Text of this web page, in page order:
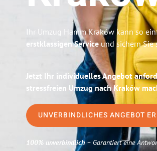
Ihr Umzug Hamm Kraków kann so
erstklassigen Service und sichern
Jetzt Ihr individuelles Angebot
stressfreien Umzug nach Kraków
UNVERBINDLICHES ANGEBOT
100% unverbindlich– Garantiert eine